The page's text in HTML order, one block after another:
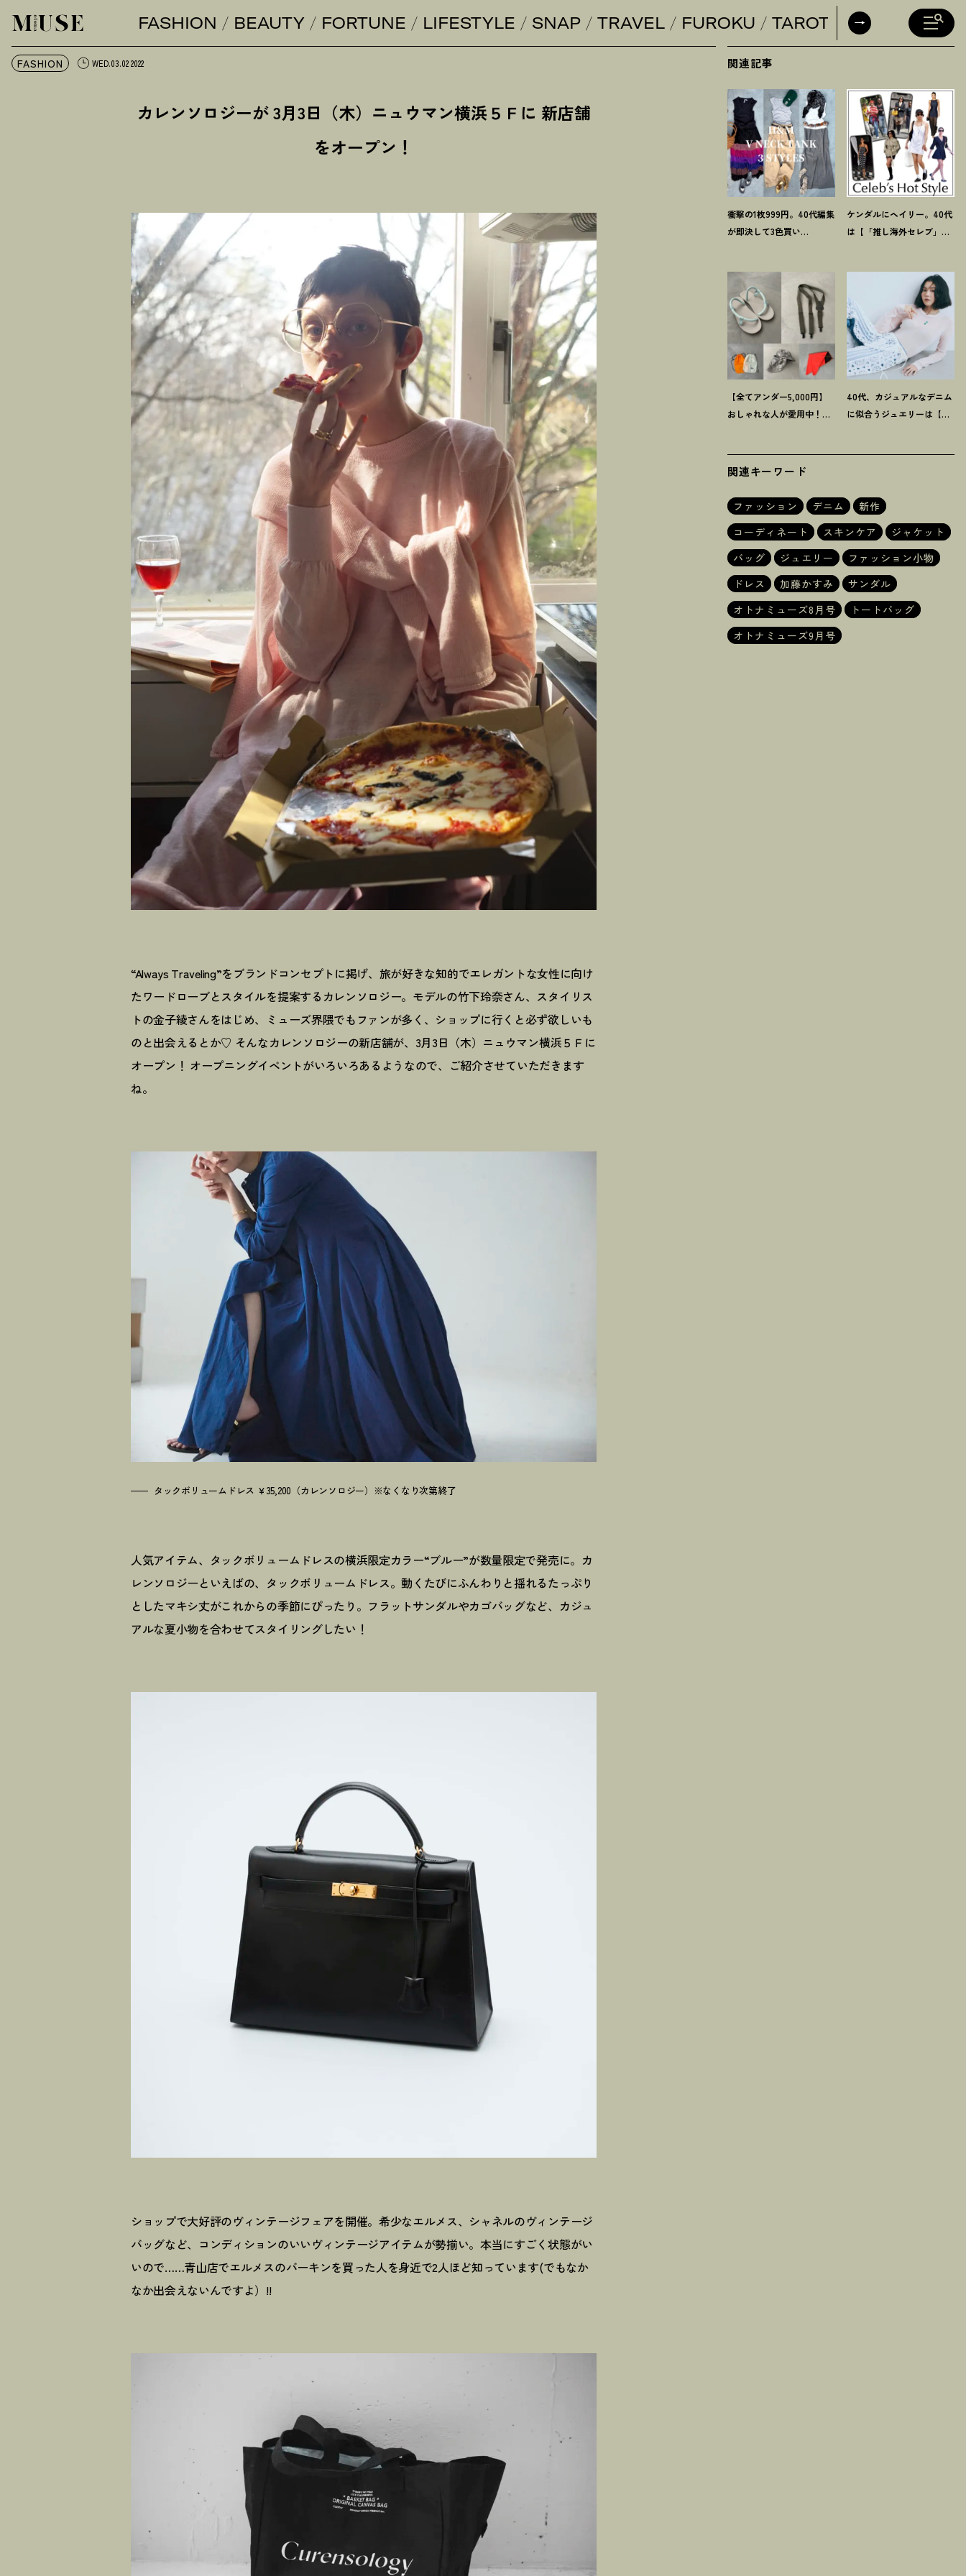
オトナミューズ ウェブFASHION BEAUTY FORTUNE LIFESTYLE SNAP TRAVEL FUROKU TAROT DAILY
FASHION WED.03.02 2022
カレンソロジーが 3月3日（木）ニュウマン横浜５Ｆに 新店舗
をオープン ！
“Always Traveling”をブランドコンセプトに掲げ、旅が好きな知的でエレガントな女性に向け
たワードローブとスタイルを提案するカレンソロジー。モデルの竹下玲奈さん、スタイリス
トの金子綾さんをはじめ、ミューズ界隈でもファンが多く、ショップに行くと必ず欲しいも
のと出会えるとか♡ そんなカレンソロジーの新店舗が、3月3日（木）ニュウマン横浜５Ｆに
オープン ！ オープニングイベントがいろいろあるようなので、ご紹介させていただきます
ね。
タックボリュームドレス ￥35,200（カレンソロジー）※なくなり次第終了
人気アイテム、タックボリュームドレスの横浜限定カラー“ブルー”が数量限定で発売に。カ
レンソロジーといえばの、タックボリュームドレス。動くたびにふんわりと揺れるたっぷり
としたマキシ丈がこれからの季節にぴったり。フラットサンダルやカゴバッグなど、カジュ
アルな夏小物を合わせてスタイリングしたい ！
ショップで大好評のヴィンテージフェアを開催。希少なエルメス、シャネルのヴィンテージ
バッグなど、コンディションのいいヴィンテージアイテムが勢揃い。本当にすごく状態がい
いので……青山店でエルメスのバーキンを買った人を身近で2人ほど知っています(でもなか
なか出会えないんですよ）!!
関連記事
衝撃の1枚999円。40代編集
が即決して3色買い
ケンダルにヘイリー。40代
は【「推し海外セレブ」
【全てアンダー5,000円】
おしゃれな人が愛用中 ！ 夏
40代、カジュアルなデニム
に似合うジュエリーは【お
関連キーワード
ファッション デニム
新作
コーディネート
スキンケア
ジャケット
バッグ
ジュエリー
ファッション小物
ドレス
加藤かすみ
サンダル
オトナミューズ8月号
トートバッグ
オトナミューズ9月号